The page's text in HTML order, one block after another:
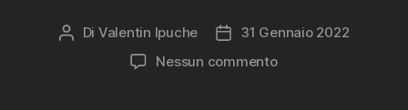
Autore
Di Valentin Ipuche
Data31 Gennaio 2022
Nessun commentosu